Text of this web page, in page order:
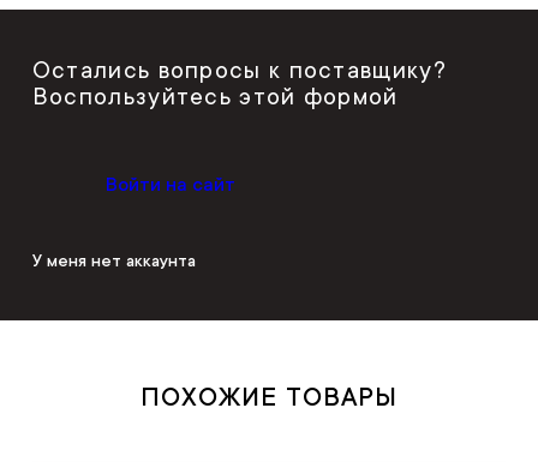
Остались вопросы к поставщику?
Воспользуйтесь этой формой
Войти на сайт
У меня нет аккаунта
ПОХОЖИЕ ТОВАРЫ